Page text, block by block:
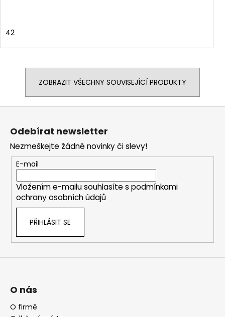
42
ZOBRAZIT VŠECHNY SOUVISEJÍCÍ PRODUKTY
Odebírat newsletter
Nezmeškejte žádné novinky či slevy!
E-mail
Vložením e-mailu souhlasíte s podmínkami
ochrany osobních údajů
PŘIHLÁSIT SE
O nás
O firmě